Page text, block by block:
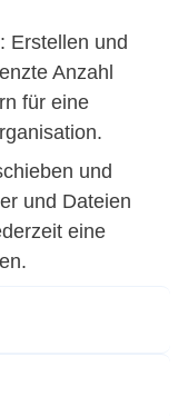
Erstellen und
Anzahl
für eine
und
und Dateien
eine